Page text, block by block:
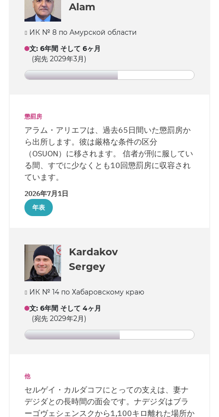
Alam
ИК № 8 по Амурской области
文: 6年間 そして 6ヶ月
(宛先 2029年3月)
懲罰房
アラム・アリエフは、過去65日間いた懲罰房か
ら出所します。彼は厳格な条件の区分
（OSUON）に移されます。 信者が刑に服してい
る間、すでに少なくとも10回懲罰房に収容され
ています。
2026年7月1日
年表
Kardakov
Sergey
ИК № 14 по Хабаровскому краю
文: 6年間 そして 4ヶ月
(宛先 2029年2月)
他
セルゲイ・カルダコフにとっての支えは、妻ナ
デジダとの長時間の面会です。ナデジダはブラ
ーゴヴェシェンスクから1,100キロ離れた場所か